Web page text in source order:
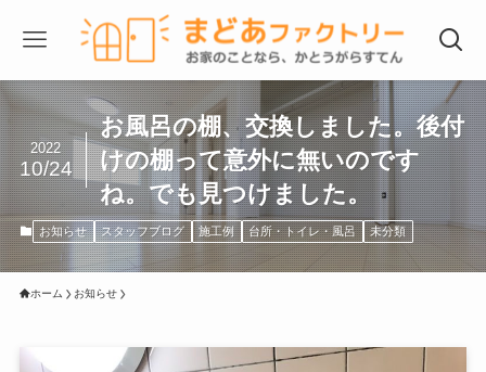
お風呂の棚、交換しました。後付
けの棚って意外に無いのです
ね。でも見つけました。
2022
10/24
お知らせ スタッフブログ 施工例 台所・トイレ・風呂 未分類
ホーム お知らせ